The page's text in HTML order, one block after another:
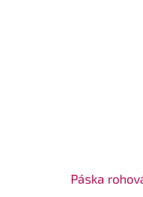
Páska